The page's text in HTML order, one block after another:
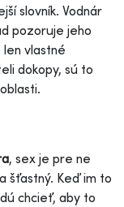
slovník. Vodnár
pozoruje jeho
vlastné
dokopy, sú to
, sex je pre ne
šťastný. Keď im to
chcieť, aby to